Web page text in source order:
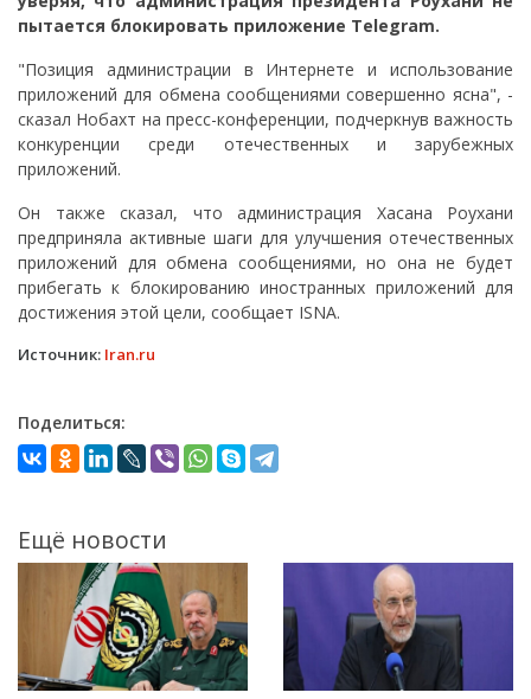
пытается блокировать приложение Telegram.
"Позиция администрации в Интернете и использование
приложений для обмена сообщениями совершенно ясна", -
сказал Нобахт на пресс-конференции, подчеркнув важность
конкуренции среди отечественных и зарубежных
приложений.
Он также сказал, что администрация Хасана Роухани
предприняла активные шаги для улучшения отечественных
приложений для обмена сообщениями, но она не будет
прибегать к блокированию иностранных приложений для
достижения этой цели, сообщает ISNA.
Источник: Iran.ru
Поделиться:
Ещё новости